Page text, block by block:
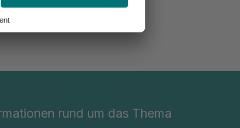
rund um das Thema